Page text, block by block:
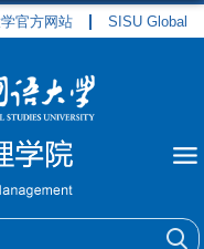
官方网站 SISU Global